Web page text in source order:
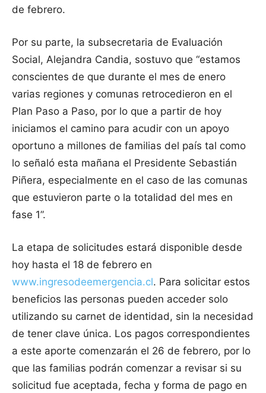
de febrero.
Por su parte, la subsecretaria de Evaluación
Social, Alejandra Candia, sostuvo que “estamos
conscientes de que durante el mes de enero
varias regiones y comunas retrocedieron en el
Plan Paso a Paso, por lo que a partir de hoy
iniciamos el camino para acudir con un apoyo
oportuno a millones de familias del país tal como
lo señaló esta mañana el Presidente Sebastián
Piñera, especialmente en el caso de las comunas
que estuvieron parte o la totalidad del mes en
fase 1”.
La etapa de solicitudes estará disponible desde
hoy hasta el 18 de febrero en
www.ingresodeemergencia.cl. Para solicitar estos
beneficios las personas pueden acceder solo
utilizando su carnet de identidad, sin la necesidad
de tener clave única. Los pagos correspondientes
a este aporte comenzarán el 26 de febrero, por lo
que las familias podrán comenzar a revisar si su
solicitud fue aceptada, fecha y forma de pago en